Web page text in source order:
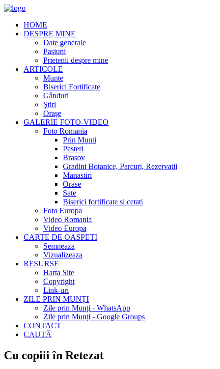
HOME
DESPRE MINE
Date generale
Pasiuni
Prietenii despre mine
ARTICOLE
Munte
Biserici Fortificate
Gânduri
Ştiri
Oraşe
GALERIE FOTO-VIDEO
Foto Romania
Prin Munti
Pesteri
Brasov
Gradini Botanice, Parcuri, Rezervatii
Manastiri
Orase
Sate
Biserici fortificate si cetati
Foto Europa
Video Romania
Video Europa
CARTE DE OASPETI
Semneaza
Vizualizeaza
RESURSE
Harta Site
Copyright
Link-uri
ZILE PRIN MUNȚI
Zile prin Munți - WhatsApp
Zile prin Munți - Google Groups
CONTACT
CAUTĂ
Cu copiii în Retezat